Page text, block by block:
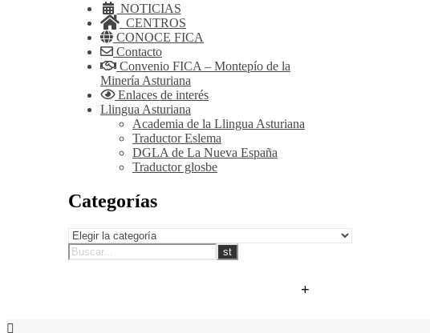
NOTICIAS
CENTROS
CONOCE FICA
Contacto
Convenio FICA – Montepío de la
Minería Asturiana
Enlaces de interés
Llingua Asturiana
Academia de la Llingua Asturiana
Traductor Eslema
DGLA de La Nueva España
Traductor glosbe
Categorías
Categorías
+